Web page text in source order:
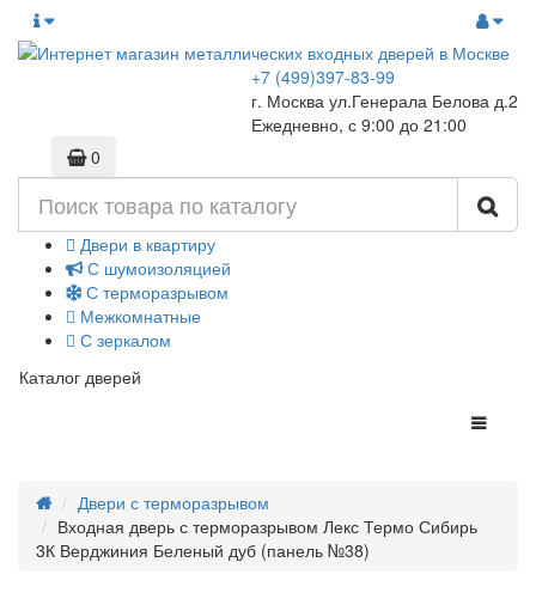
+7 (499)397-83-99
г. Москва ул.Генерала Белова д.2
Ежедневно, с 9:00 до 21:00
0
Двери в квартиру
С шумоизоляцией
С терморазрывом
Межкомнатные
С зеркалом
Каталог дверей
Двери с терморазрывом
Входная дверь с терморазрывом Лекс Термо Сибирь
3К Верджиния Беленый дуб (панель №38)